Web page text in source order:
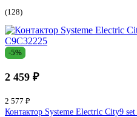
(128)
-5%
2 459 ₽
2 577 ₽
Контактор Systeme Electric City9